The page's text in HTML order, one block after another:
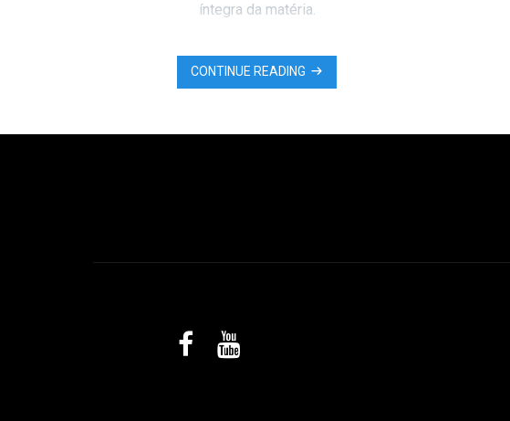
íntegra da matéria.
CONTINUE READING